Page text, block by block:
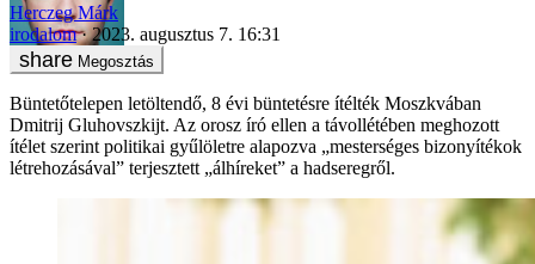
Herczeg Márk
irodalom
2023. augusztus 7. 16:31
Megosztás
Büntetőtelepen letöltendő, 8 évi büntetésre ítélték Moszkvában
Dmitrij Gluhovszkijt. Az orosz író ellen a távollétében meghozott
ítélet szerint politikai gyűlöletre alapozva „mesterséges bizonyítékok
létrehozásával” terjesztett „álhíreket” a hadseregről.